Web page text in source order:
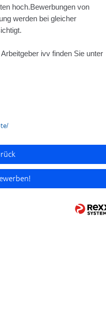
hoch.Bewerbungen von
werden bei gleicher
ivv finden Sie unter